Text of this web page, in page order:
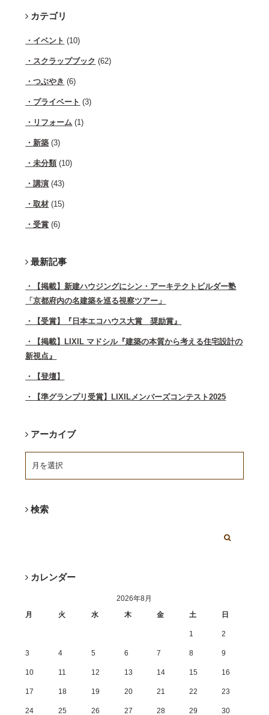
カテゴリ
イベント (10)
スクラップブック (62)
つぶやき (6)
プライベート (3)
リフォーム (1)
新築 (3)
未分類 (10)
講演 (43)
取材 (15)
受賞 (6)
最新記事
【掲載】新建ハウジングにシン・アーキテクトビルダー塾
「京都府内の名建築を巡る視察ツアー」
【受賞】『日本エコハウス大賞 奨励賞』
【掲載】LIXIL マドシル『建築の本質から考える住宅設計の
新視点』
【登壇】
【準グランプリ受賞】LIXILメンバーズコンテスト2025
アーカイブ
検索
カレンダー
2026年8月
月 火 水 木 金 土 日
1 2
3 4 5 6 7 8 9
10 11 12 13 14 15 16
17 18 19 20 21 22 23
24 25 26 27 28 29 30